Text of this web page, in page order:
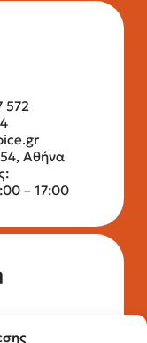
572
Αθήνα
– 17:00